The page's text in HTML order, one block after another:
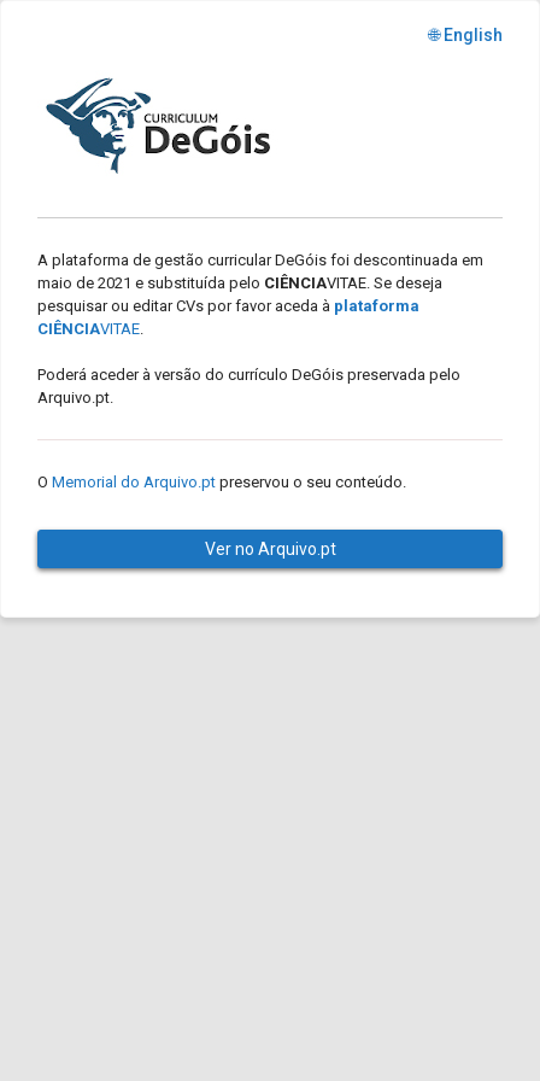
🌐 English
A plataforma de gestão curricular DeGóis foi descontinuada em
maio de 2021 e substituída pelo CIÊNCIAVITAE. Se deseja
pesquisar ou editar CVs por favor aceda à plataforma
CIÊNCIAVITAE.
Poderá aceder à versão do currículo DeGóis preservada pelo
Arquivo.pt.
O Memorial do Arquivo.pt preservou o seu conteúdo.
Ver no Arquivo.pt